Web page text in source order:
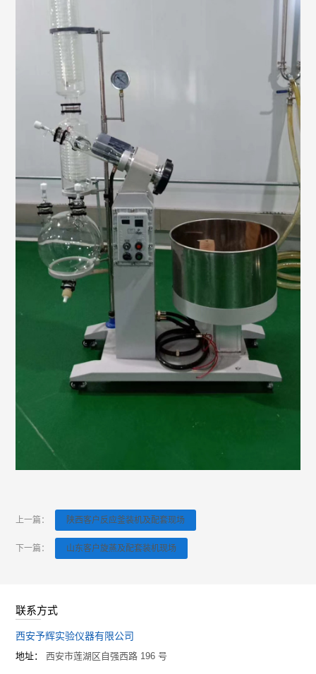
上一篇： 陕西客户反应釜装机及配套现场
下一篇： 山东客户旋蒸及配套装机现场
联系方式
西安予辉实验仪器有限公司
地址： 西安市莲湖区自强西路 196 号